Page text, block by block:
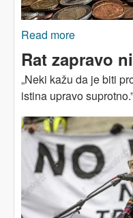
Read more
Rat zapravo
„Neki kažu da je biti
istina upravo suprotno.”